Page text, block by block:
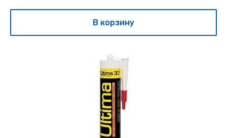
В корзину